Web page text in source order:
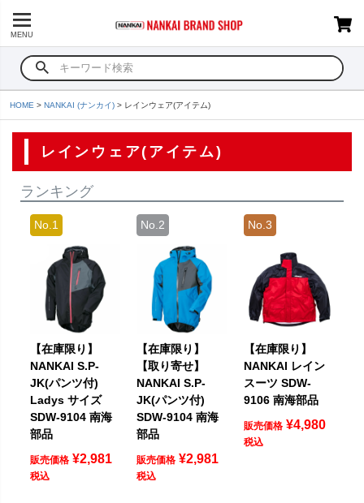
MENU
HOME NANKAI (ナンカイ) レインウェア(アイテム)
レインウェア(アイテム)
ランキング
【在庫限り】
NANKAI S.P-
JK(パンツ付)
Ladys サイズ
SDW-9104 南海
部品
販売価格 ¥2,981
税込
【在庫限り】
【取り寄せ】
NANKAI S.P-
JK(パンツ付)
SDW-9104 南海
部品
販売価格 ¥2,981
税込
【在庫限り】
NANKAI レイン
スーツ SDW-
9106 南海部品
販売価格 ¥4,980
税込